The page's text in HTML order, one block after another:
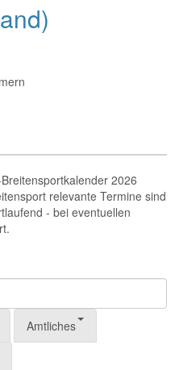
2026
relevante Termine sind
- bei eventuellen
Amtliches